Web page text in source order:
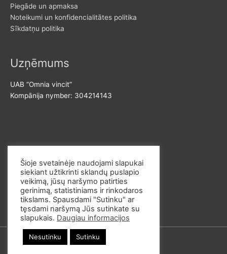
Piegāde un apmaksa
Noteikumi un konfidencialitātes politika
Sīkdatņu politika
Uzņēmums
UAB “Omnia vincit”
Kompānija nymber: 304214143
E-pasts: info@omvi.lt
Telefona numurs: +37062033145
© 2026
Šioje svetainėje naudojami slapukai
siekiant užtikrinti sklandų puslapio
veikimą, jūsų naršymo patirties
gerinimą, statistiniams ir rinkodaros
tikslams. Spausdami "Sutinku" ar
tęsdami naršymą Jūs sutinkate su
slapukais. Daugiau informacijos
Nesutinku Sutinku